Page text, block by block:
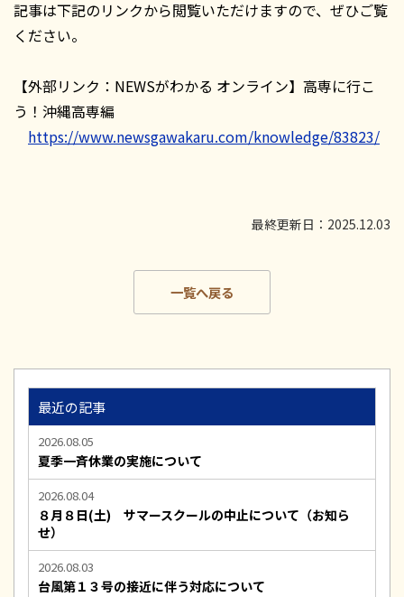
記事は下記のリンクから閲覧いただけますので、ぜひご覧
ください。
【外部リンク：NEWSがわかる オンライン】高専に行こ
う！沖縄高専編
https://www.newsgawakaru.com/knowledge/83823/
最終更新日：2025.12.03
一覧へ戻る
最近の記事
2026.08.05
夏季一斉休業の実施について
2026.08.04
８月８日(土) サマースクールの中止について（お知ら
せ）
2026.08.03
台風第１３号の接近に伴う対応について